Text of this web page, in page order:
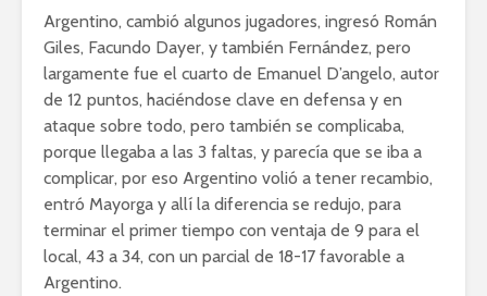
Argentino, cambió algunos jugadores, ingresó Román
Giles, Facundo Dayer, y también Fernández, pero
largamente fue el cuarto de Emanuel D’angelo, autor
de 12 puntos, haciéndose clave en defensa y en
ataque sobre todo, pero también se complicaba,
porque llegaba a las 3 faltas, y parecía que se iba a
complicar, por eso Argentino volió a tener recambio,
entró Mayorga y allí la diferencia se redujo, para
terminar el primer tiempo con ventaja de 9 para el
local, 43 a 34, con un parcial de 18-17 favorable a
Argentino.